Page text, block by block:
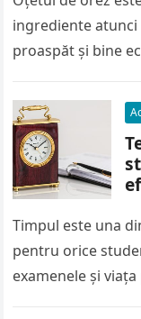
ingrediente atunci
proaspăt și bine
Timpul este una
pentru orice
examenele și